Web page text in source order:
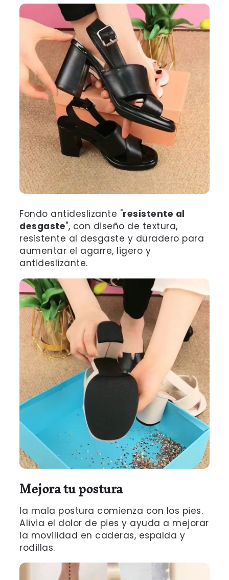
Fondo antideslizante "resistente al
desgaste", con diseño de textura,
resistente al desgaste y duradero para
aumentar el agarre, ligero y
antideslizante.
Mejora tu postura
la mala postura comienza con los pies.
Alivia el dolor de pies y ayuda a mejorar
la movilidad en caderas, espalda y
rodillas.